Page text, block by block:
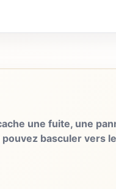
une fuite, une
basculer vers